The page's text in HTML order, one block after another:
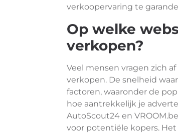
verkoopervaring te
Op welke
verkopen?
Veel mensen vragen zich
verkopen. De snelheid
factoren, waaronder de
hoe aantrekkelijk je
AutoScout24 en
voor potentiële kopers.